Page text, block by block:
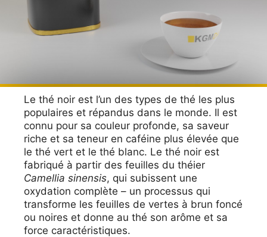
Le thé noir est l’un des types de thé les plus
populaires et répandus dans le monde. Il est
connu pour sa couleur profonde, sa saveur
riche et sa teneur en caféine plus élevée que
le thé vert et le thé blanc. Le thé noir est
fabriqué à partir des feuilles du théier
Camellia sinensis, qui subissent une
oxydation complète – un processus qui
transforme les feuilles de vertes à brun foncé
ou noires et donne au thé son arôme et sa
force caractéristiques.